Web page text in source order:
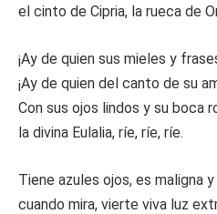
el cinto de Cipria, la rueca de
¡Ay de quien sus mieles y
¡Ay de quien del canto de su
Con sus ojos lindos y su boca
la divina Eulalia, ríe, ríe, ríe.
Tiene azules ojos, es maligna
cuando mira, vierte viva luz